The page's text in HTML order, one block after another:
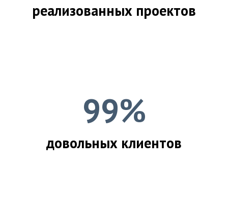
реализованных проектов
99%
довольных клиентов